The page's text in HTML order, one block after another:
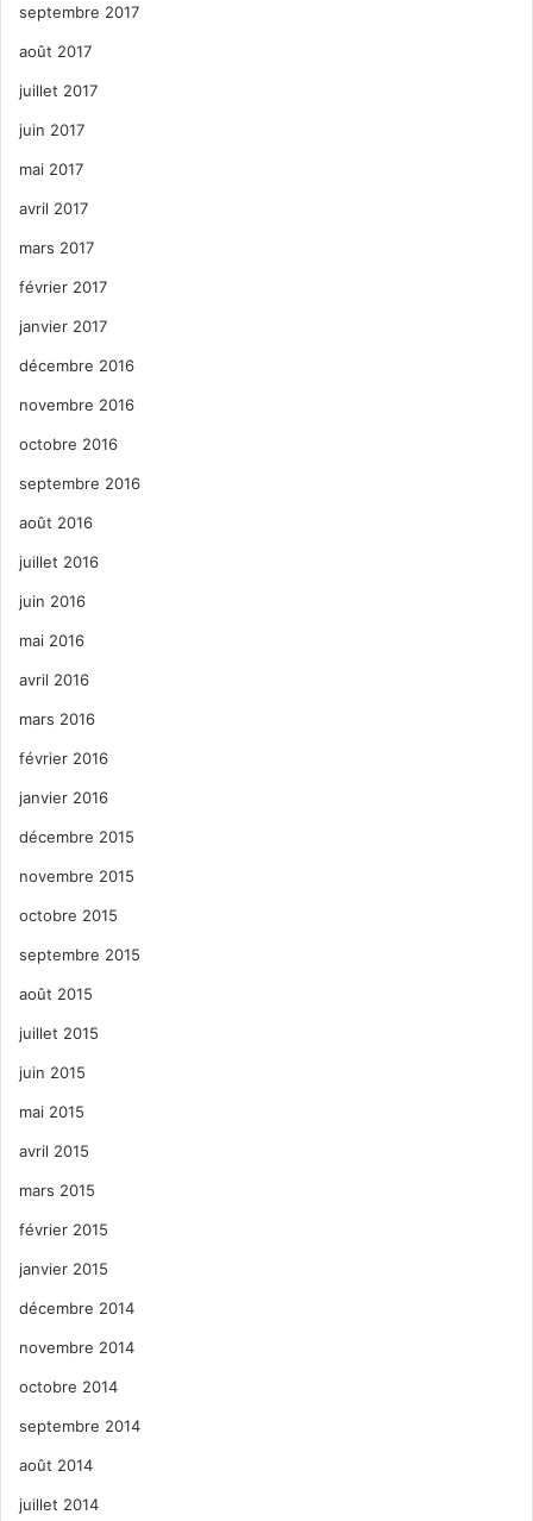
septembre 2017
août 2017
juillet 2017
juin 2017
mai 2017
avril 2017
mars 2017
février 2017
janvier 2017
décembre 2016
novembre 2016
octobre 2016
septembre 2016
août 2016
juillet 2016
juin 2016
mai 2016
avril 2016
mars 2016
février 2016
janvier 2016
décembre 2015
novembre 2015
octobre 2015
septembre 2015
août 2015
juillet 2015
juin 2015
mai 2015
avril 2015
mars 2015
février 2015
janvier 2015
décembre 2014
novembre 2014
octobre 2014
septembre 2014
août 2014
juillet 2014